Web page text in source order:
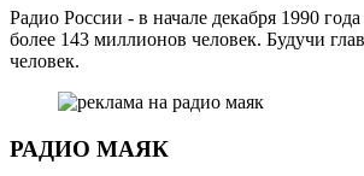
Радио России - в начале декабря 1990
более 143 миллионов человек. Будучи
человек.
РАДИО МАЯК